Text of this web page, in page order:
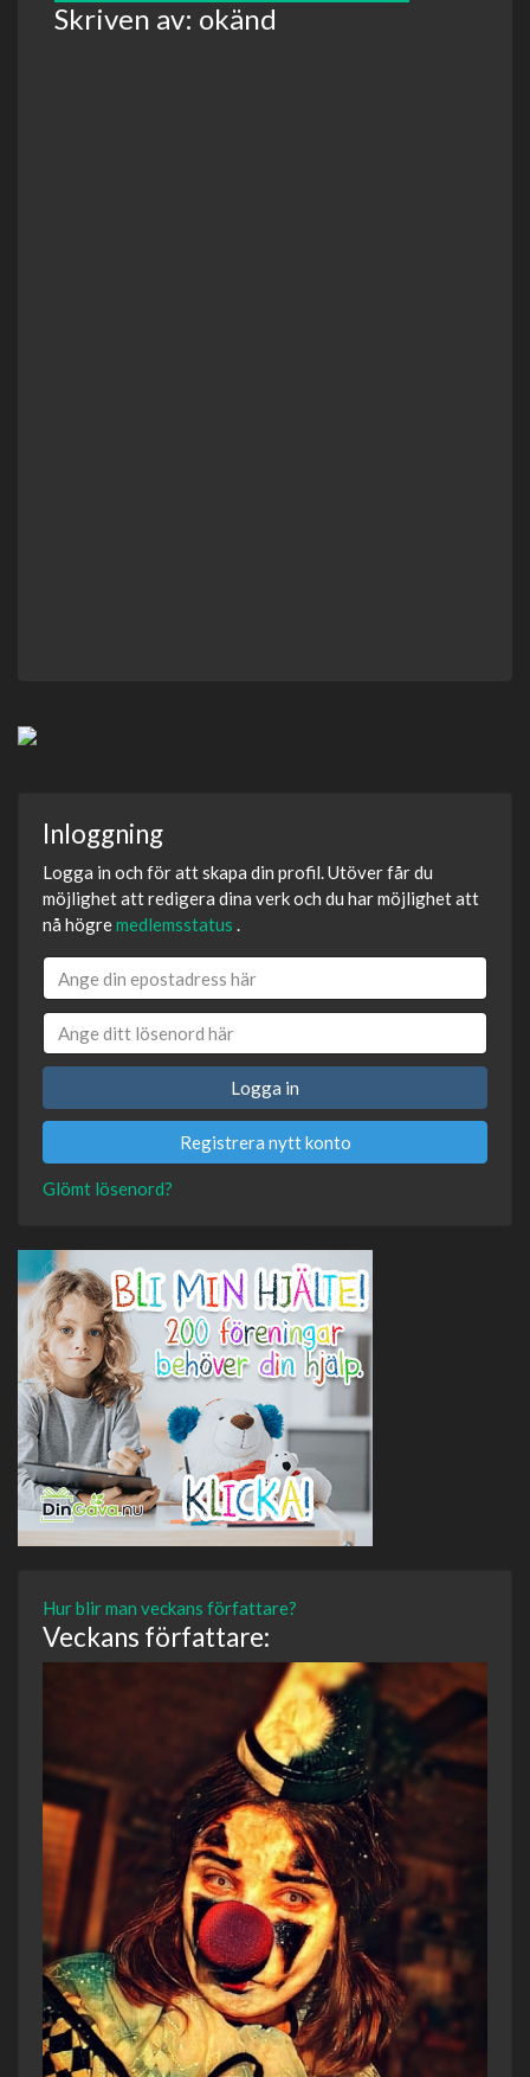
Skriven av: okänd
Inloggning
Logga in och för att skapa din profil. Utöver får du
möjlighet att redigera dina verk och du har möjlighet att
nå högremedlemsstatus .
Logga in
Registrera nytt konto
Glömt lösenord?
Hur blir man veckans författare?
Veckans författare: